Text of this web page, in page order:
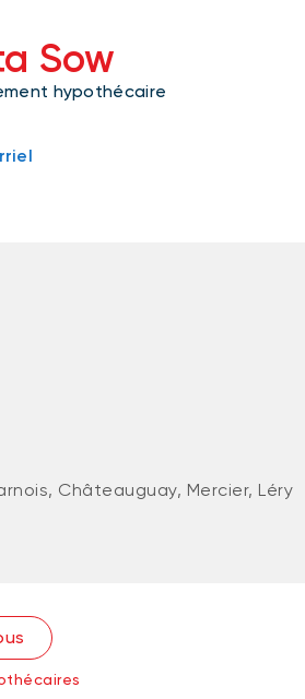
Sow
hypothécaire
Châteauguay, Mercier, Léry